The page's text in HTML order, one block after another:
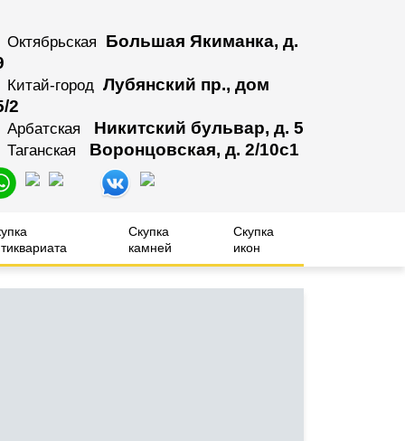
Октябрьская
Большая Якиманка, д.
Китай-город Лубянский пр., дом
2
Арбатская Никитский бульвар, д. 5
Таганская Воронцовская, д. 2/10с1
Скупка
камней
Скупка
икон